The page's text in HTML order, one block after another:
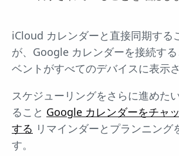
iCloud カレンダーと直接同期する
が、Google カレンダーを接続す
ベントがすべてのデバイスに表示さ
スケジューリングをさらに進めた
ること Google カレンダーをチャ
する リマインダーとプランニング
す。